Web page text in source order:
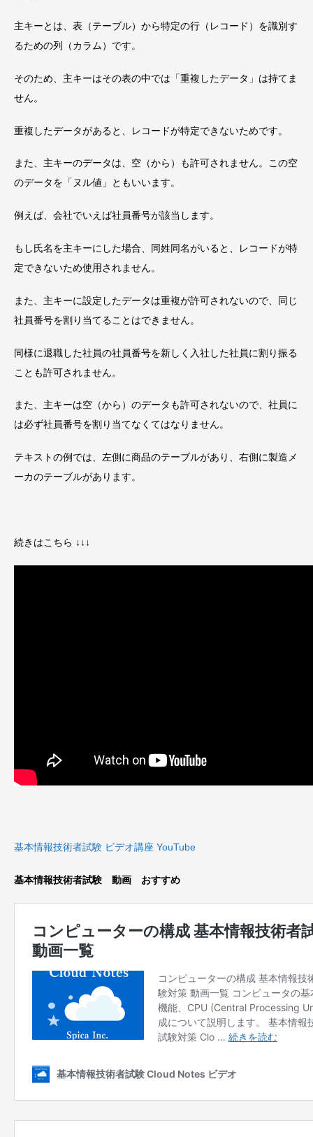
主キーとは、表（テーブル）から特定の行（レコード）を識別す
るための列（カラム）です。
そのため、主キーはその表の中では「重複したデータ」は持てま
せん。
重複したデータがあると、レコードが特定できないためです。
また、主キーのデータは、空（から）も許可されません。この空
のデータを「ヌル値」ともいいます。
例えば、会社でいえば社員番号が該当します。
もし氏名を主キーにした場合、同姓同名がいると、レコードが特
定できないため使用されません。
また、主キーに設定したデータは重複が許可されないので、同じ
社員番号を割り当てることはできません。
同様に退職した社員の社員番号を新しく入社した社員に割り振る
ことも許可されません。
また、主キーは空（から）のデータも許可されないので、社員に
は必ず社員番号を割り当てなくてはなりません。
テキストの例では、左側に商品のテーブルがあり、右側に製造メ
ーカのテーブルがあります。
続きはこちら ↓↓↓
基本情報技術者試験 ビデオ講座 YouTube
基本情報技術者試験 動画 おすすめ